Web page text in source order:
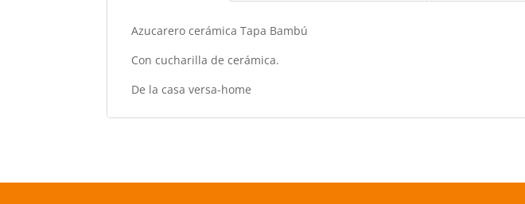
Azucarero cerámica Tapa Bambú
Con cucharilla de cerámica.
De la casa versa-home